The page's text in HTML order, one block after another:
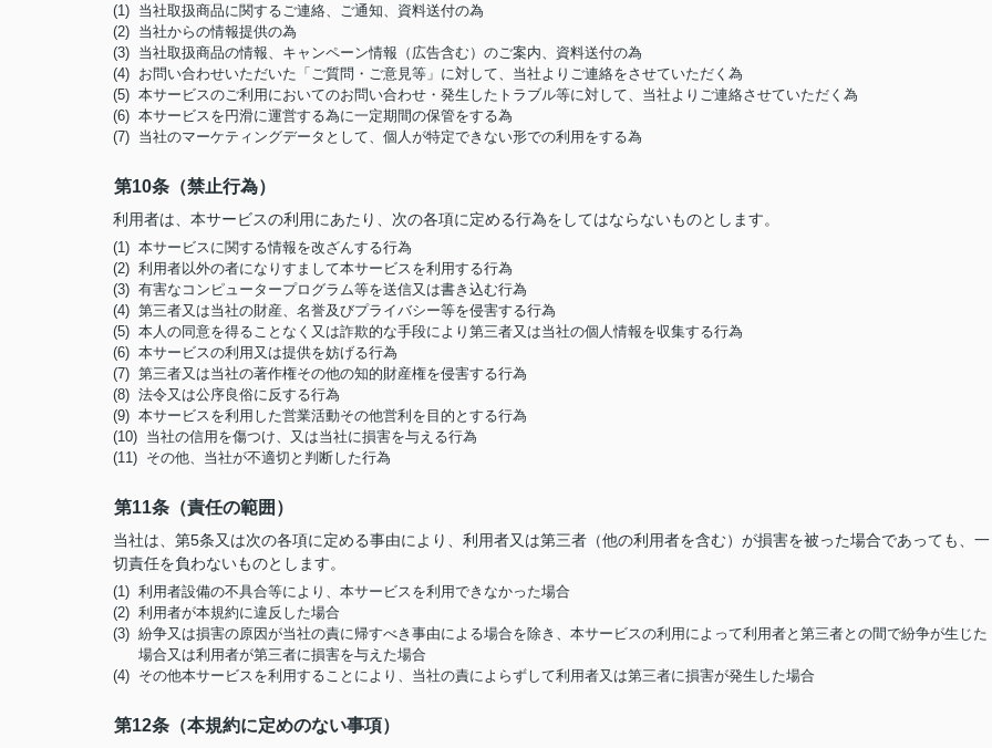
(1) 当社取扱商品に関するご連絡、ご通知、資料送付の為
(2) 当社からの情報提供の為
(3) 当社取扱商品の情報、キャンペーン情報（広告含む）のご案内、資料送付の為
(4) お問い合わせいただいた「ご質問・ご意見等」に対して、当社よりご連絡をさせていただく為
(5) 本サービスのご利用においてのお問い合わせ・発生したトラブル等に対して、当社よりご連絡させていただく為
(6) 本サービスを円滑に運営する為に一定期間の保管をする為
(7) 当社のマーケティングデータとして、個人が特定できない形での利用をする為
第10条（禁止行為）
利用者は、本サービスの利用にあたり、次の各項に定める行為をしてはならないものとします。
(1) 本サービスに関する情報を改ざんする行為
(2) 利用者以外の者になりすまして本サービスを利用する行為
(3) 有害なコンピュータープログラム等を送信又は書き込む行為
(4) 第三者又は当社の財産、名誉及びプライバシー等を侵害する行為
(5) 本人の同意を得ることなく又は詐欺的な手段により第三者又は当社の個人情報を収集する行為
(6) 本サービスの利用又は提供を妨げる行為
(7) 第三者又は当社の著作権その他の知的財産権を侵害する行為
(8) 法令又は公序良俗に反する行為
(9) 本サービスを利用した営業活動その他営利を目的とする行為
(10) 当社の信用を傷つけ、又は当社に損害を与える行為
(11) その他、当社が不適切と判断した行為
第11条（責任の範囲）
当社は、第5条又は次の各項に定める事由により、利用者又は第三者（他の利用者を含む）が損害を被った場合であっても、一
切責任を負わないものとします。
(1) 利用者設備の不具合等により、本サービスを利用できなかった場合
(2) 利用者が本規約に違反した場合
(3) 紛争又は損害の原因が当社の責に帰すべき事由による場合を除き、本サービスの利用によって利用者と第三者との間で紛争が生じた
場合又は利用者が第三者に損害を与えた場合
(4) その他本サービスを利用することにより、当社の責によらずして利用者又は第三者に損害が発生した場合
第12条（本規約に定めのない事項）